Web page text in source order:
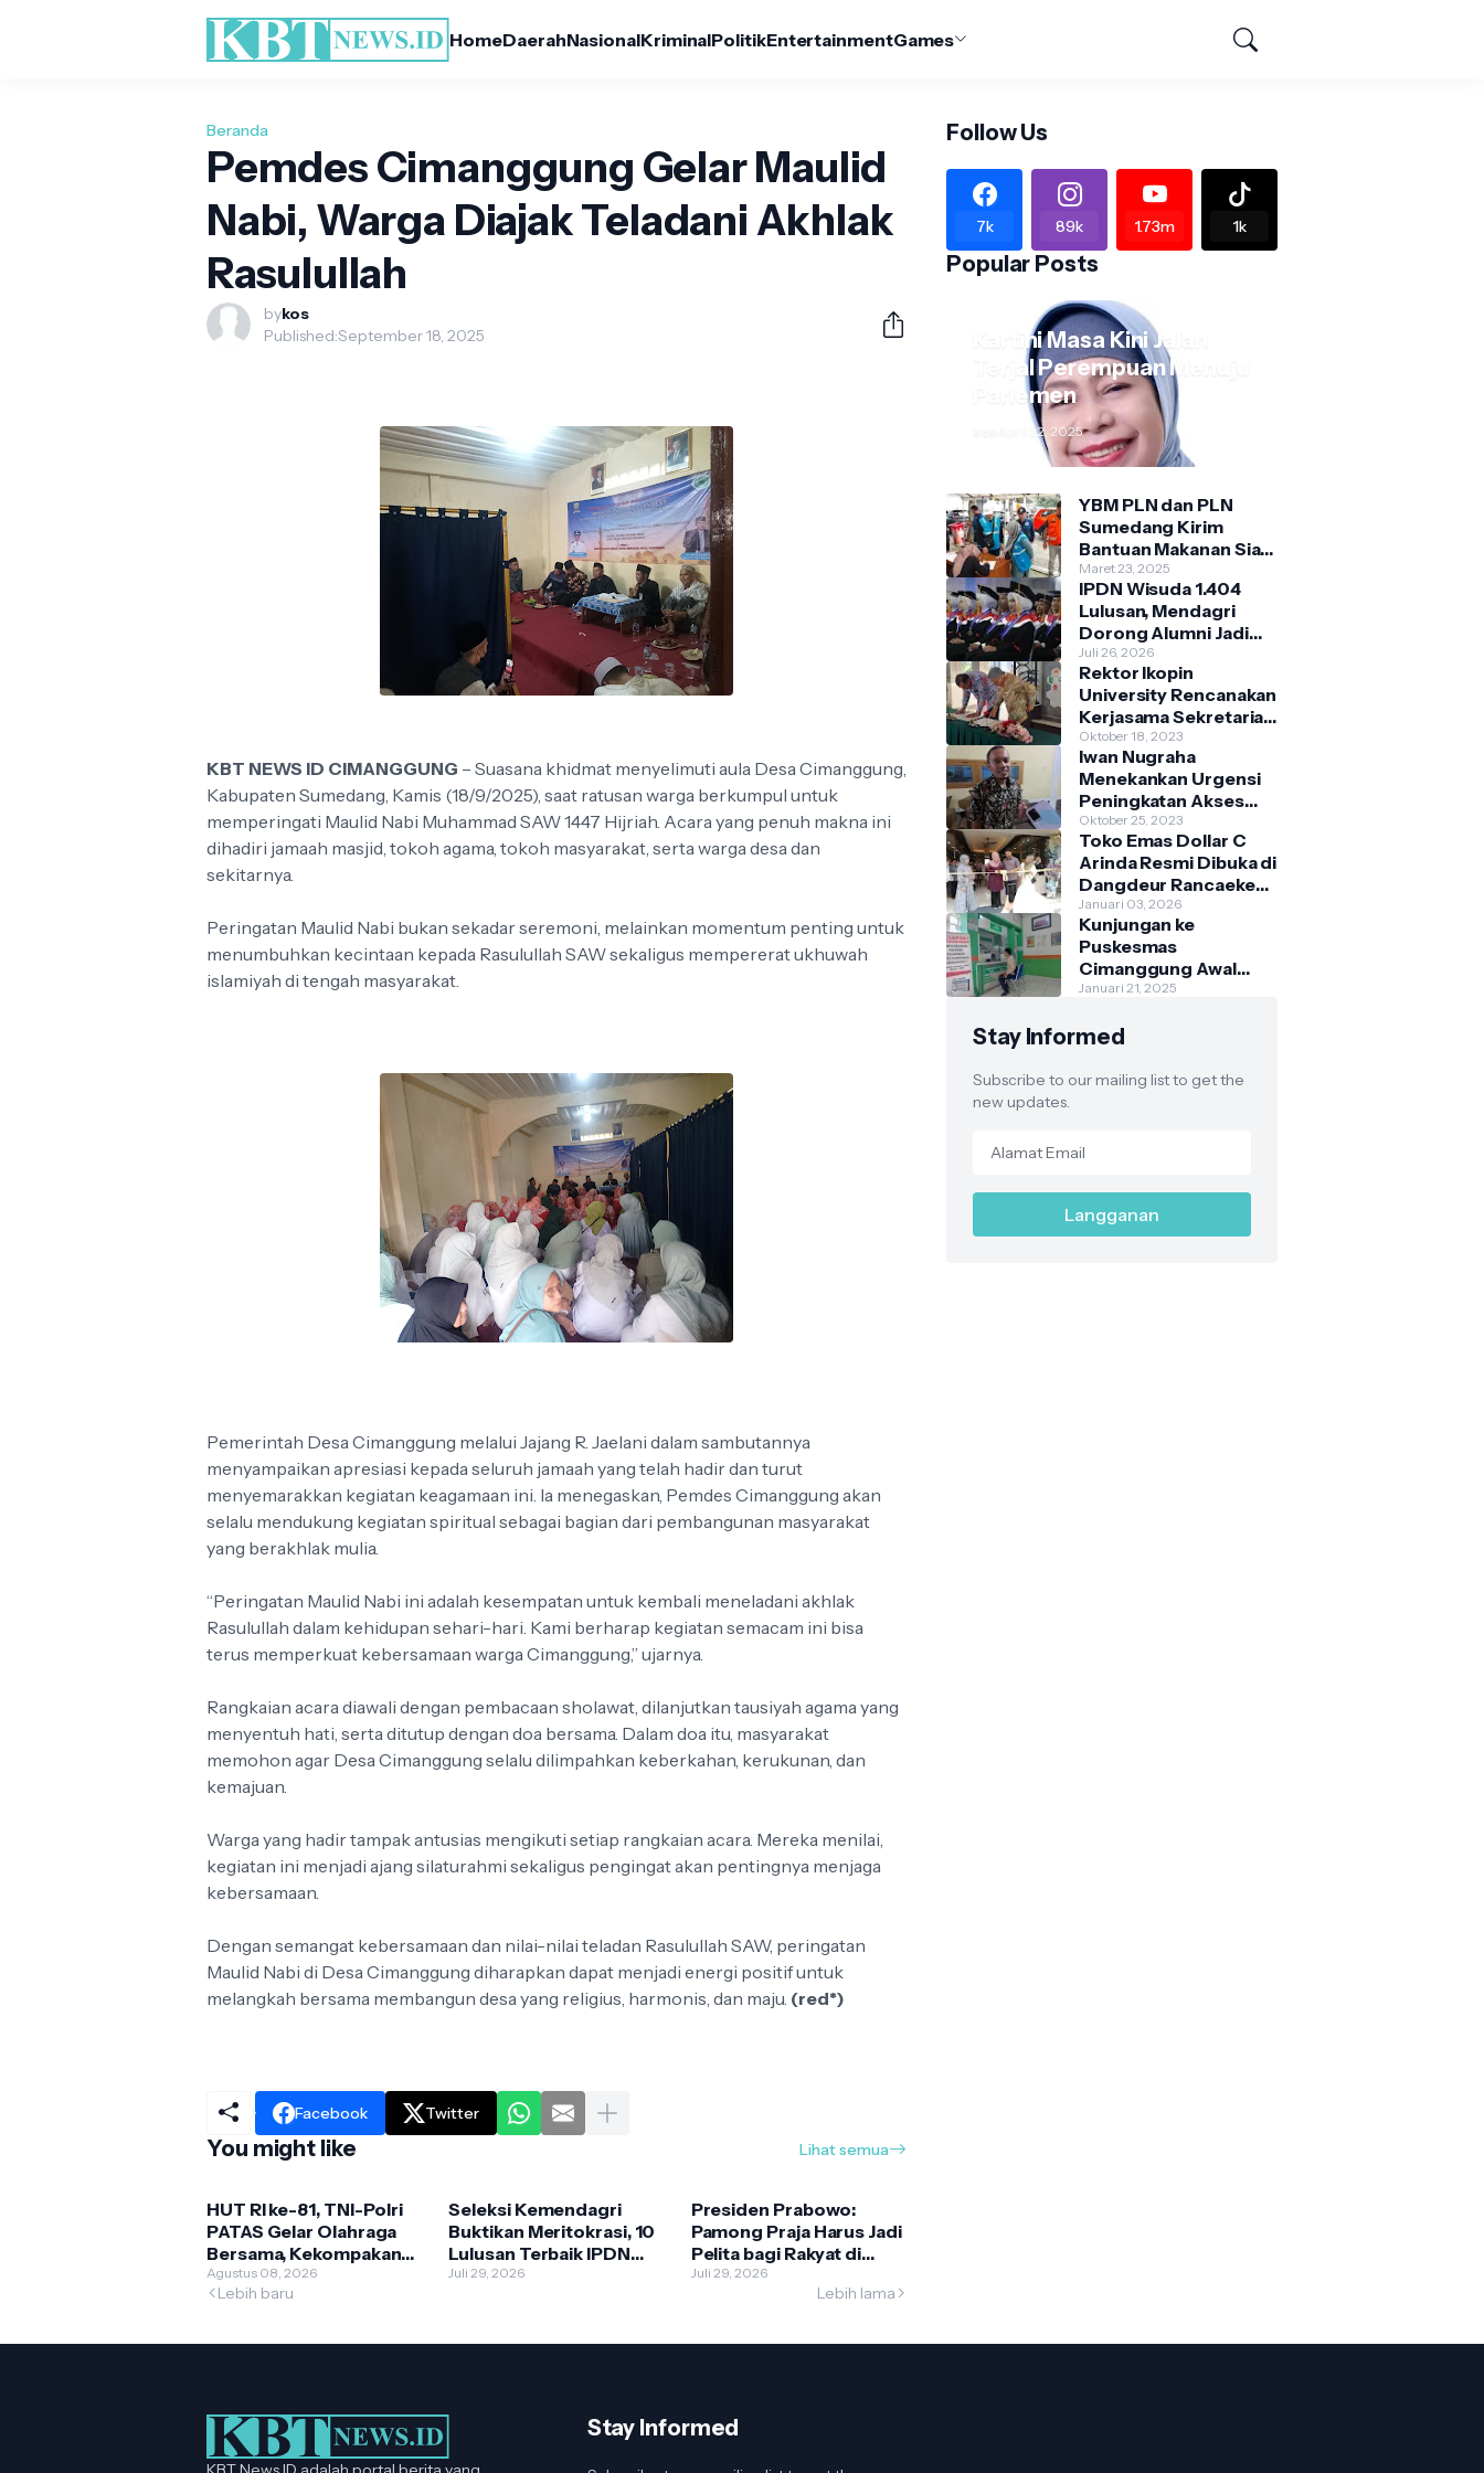
HomeDaerahNasionalKriminalPolitikEntertainmentGames
Beranda
Pemdes Cimanggung Gelar Maulid
Nabi, Warga Diajak Teladani Akhlak
Rasulullah
bykos
Published:September 18, 2025
KBT NEWS ID CIMANGGUNG – Suasana khidmat menyelimuti aula Desa Cimanggung,
Kabupaten Sumedang, Kamis (18/9/2025), saat ratusan warga berkumpul untuk
memperingati Maulid Nabi Muhammad SAW 1447 Hijriah. Acara yang penuh makna ini
dihadiri jamaah masjid, tokoh agama, tokoh masyarakat, serta warga desa dan
sekitarnya.
Peringatan Maulid Nabi bukan sekadar seremoni, melainkan momentum penting untuk
menumbuhkan kecintaan kepada Rasulullah SAW sekaligus mempererat ukhuwah
islamiyah di tengah masyarakat.
Pemerintah Desa Cimanggung melalui Jajang R. Jaelani dalam sambutannya
menyampaikan apresiasi kepada seluruh jamaah yang telah hadir dan turut
menyemarakkan kegiatan keagamaan ini. Ia menegaskan, Pemdes Cimanggung akan
selalu mendukung kegiatan spiritual sebagai bagian dari pembangunan masyarakat
yang berakhlak mulia.
“Peringatan Maulid Nabi ini adalah kesempatan untuk kembali meneladani akhlak
Rasulullah dalam kehidupan sehari-hari. Kami berharap kegiatan semacam ini bisa
terus memperkuat kebersamaan warga Cimanggung,” ujarnya.
Rangkaian acara diawali dengan pembacaan sholawat, dilanjutkan tausiyah agama yang
menyentuh hati, serta ditutup dengan doa bersama. Dalam doa itu, masyarakat
memohon agar Desa Cimanggung selalu dilimpahkan keberkahan, kerukunan, dan
kemajuan.
Warga yang hadir tampak antusias mengikuti setiap rangkaian acara. Mereka menilai,
kegiatan ini menjadi ajang silaturahmi sekaligus pengingat akan pentingnya menjaga
kebersamaan.
Dengan semangat kebersamaan dan nilai-nilai teladan Rasulullah SAW, peringatan
Maulid Nabi di Desa Cimanggung diharapkan dapat menjadi energi positif untuk
melangkah bersama membangun desa yang religius, harmonis, dan maju. (red*)
Facebook Twitter
You might like Lihat semua
HUT RI ke-81, TNI-Polri
PATAS Gelar Olahraga
Bersama, Kekompakan
Makin Erat
Agustus 08, 2026
Seleksi Kemendagri
Buktikan Meritokrasi, 10
Lulusan Terbaik IPDN
2026 Berasal dari
Juli 29, 2026
Presiden Prabowo:
Pamong Praja Harus Jadi
Pelita bagi Rakyat di
Tengah Kesulitan
Juli 29, 2026
Lebih baru Lebih lama
Follow Us
7k 89k 1.73m 1k
Popular Posts
Kartini Masa Kini Jalan
Terjal Perempuan Menuju
Parlemen
April 22, 2025
YBM PLN dan PLN
Sumedang Kirim
Bantuan Makanan Siap
Saji Bagi Warga
Terdampak Banjir
Kecamatan
Cimanggung
Maret 23, 2025
IPDN Wisuda 1.404
Lulusan, Mendagri
Dorong Alumni Jadi
Penggerak Birokrasi
Berbasis Pengetahuan
Juli 26, 2026
Rektor Ikopin
University Rencanakan
Kerjasama Sekretariat
Bersama Koperasi
Indonesia
Oktober 18, 2023
Iwan Nugraha
Menekankan Urgensi
Peningkatan Akses
Pasar
Parakanmuncang
dalam Penanganan
Stunting
Oktober 25, 2023
Toko Emas Dollar C
Arinda Resmi Dibuka di
Dangdeur Rancaekek,
Tawarkan Kejutan
Spesial Grand
Opening
Januari 03, 2026
Kunjungan ke
Puskesmas
Cimanggung Awal
2025 Didominasi
Januari 21, 2025
Stay Informed
Subscribe to our mailing list to get the
new updates.
Stay Informed